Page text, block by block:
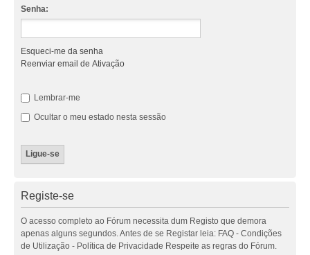
Senha:
Esqueci-me da senha
Reenviar email de Ativação
Lembrar-me
Ocultar o meu estado nesta sessão
Registe-se
O acesso completo ao Fórum necessita dum Registo que demora
apenas alguns segundos. Antes de se Registar leia: FAQ - Condições
de Utilização - Política de Privacidade Respeite as regras do Fórum.